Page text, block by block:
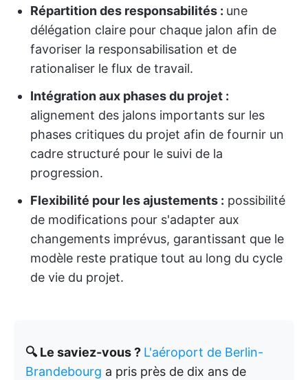
Répartition des responsabilités : une
délégation claire pour chaque jalon afin de
favoriser la responsabilisation et de
rationaliser le flux de travail.
Intégration aux phases du projet :
alignement des jalons importants sur les
phases critiques du projet afin de fournir un
cadre structuré pour le suivi de la
progression.
Flexibilité pour les ajustements : possibilité
de modifications pour s'adapter aux
changements imprévus, garantissant que le
modèle reste pratique tout au long du cycle
de vie du projet.
🔍 Le saviez-vous ? L'aéroport de Berlin-
Brandebourg a pris près de dix ans de